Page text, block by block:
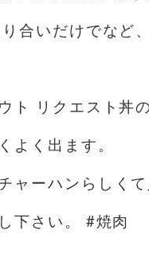
合いだけでなど
ト リクエスト丼
よく出ます。
ャーハンらしく
下さい。 #焼肉